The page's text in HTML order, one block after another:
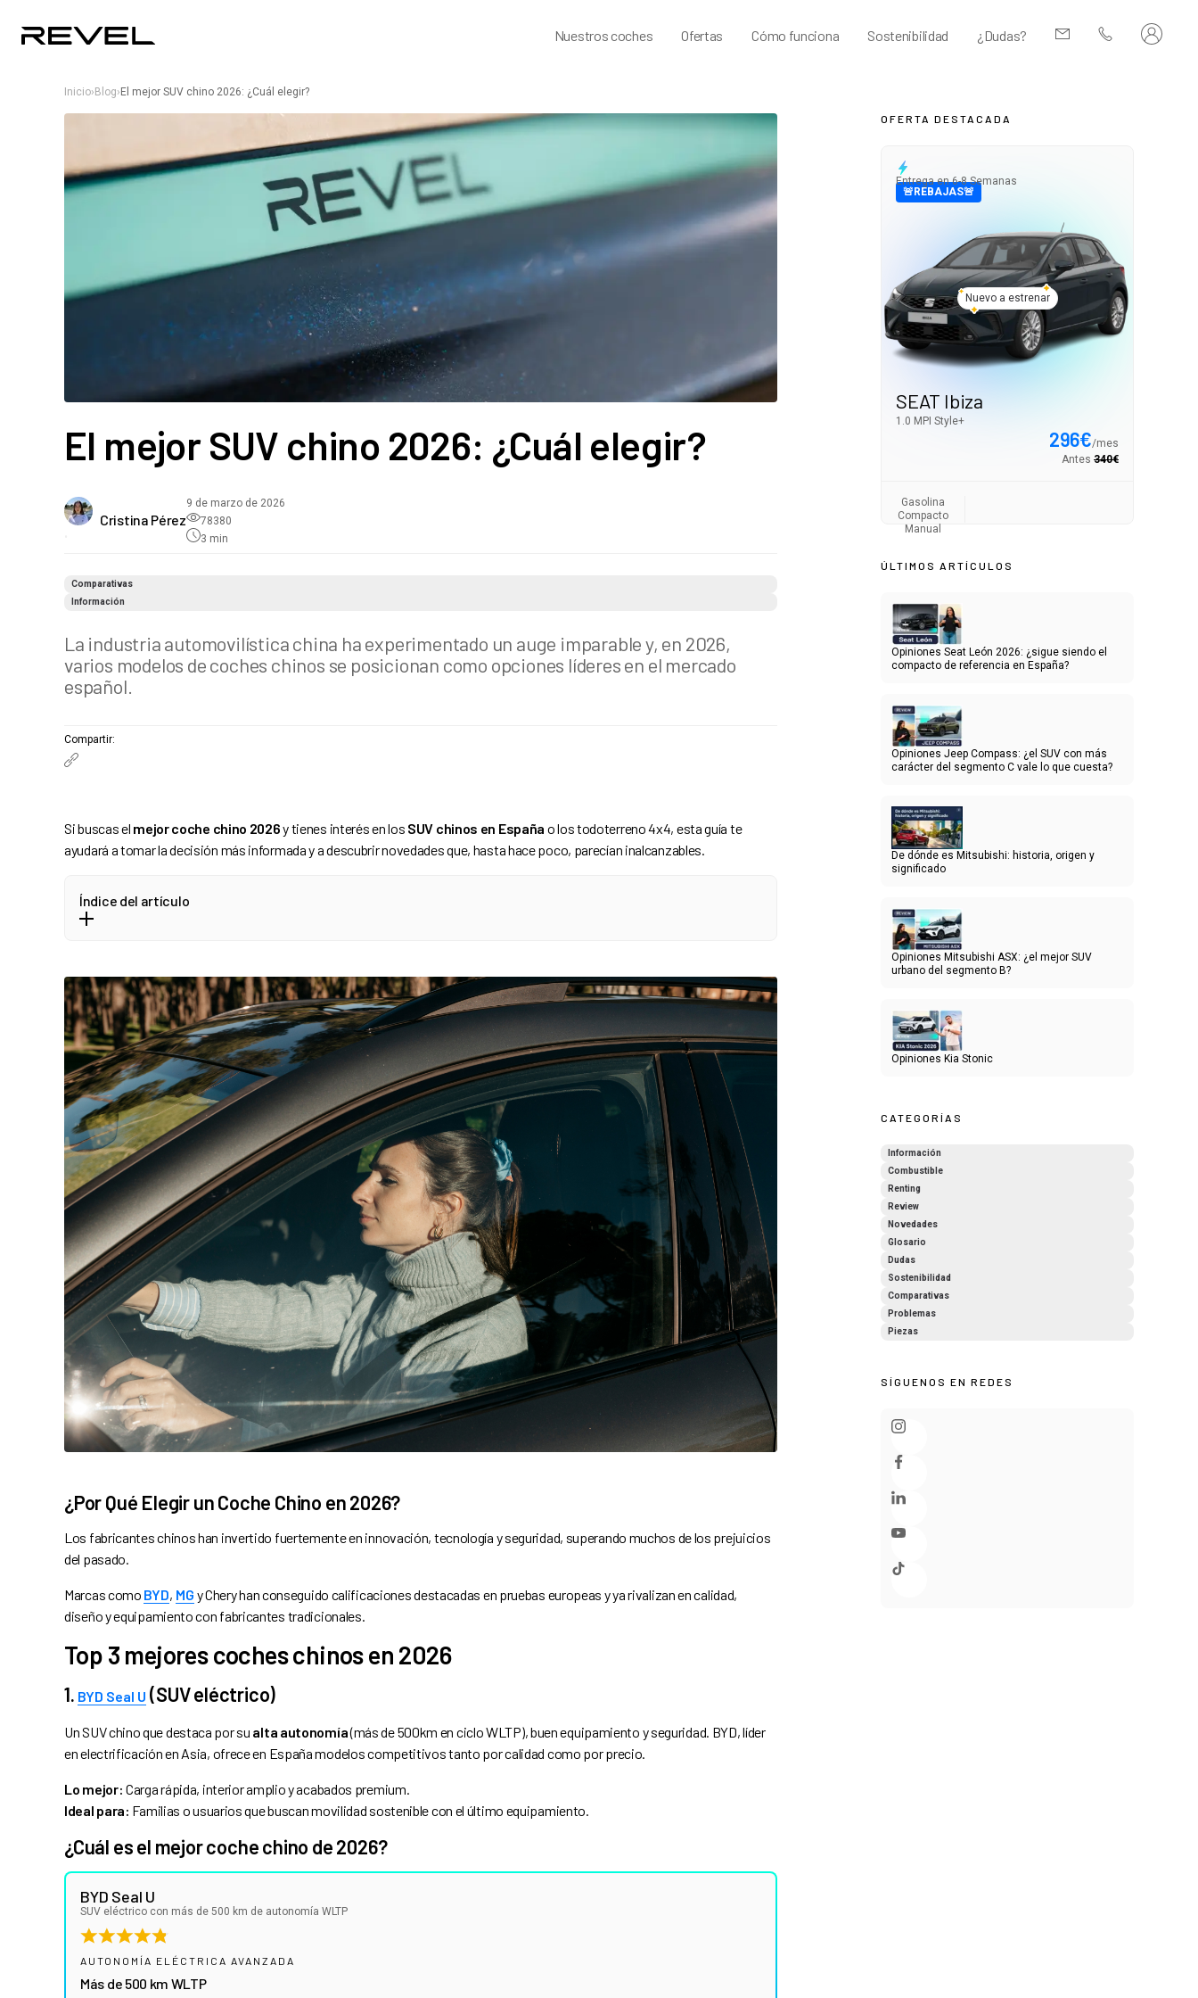
Nuestros coches Ofertas Cómo funciona Sostenibilidad ¿Dudas?
Inicio› Blog› El mejor SUV chino 2026: ¿Cuál elegir?
El mejor SUV chino 2026: ¿Cuál elegir?
Cristina Pérez
9 de marzo de 2026
78380
3 min
Comparativas
Información
La industria automovilística china ha experimentado un auge imparable y, en 2026,
varios modelos de coches chinos se posicionan como opciones líderes en el mercado
español.
Compartir:
Si buscas el mejor coche chino 2026y tienes interés en los SUV chinos en España o los todoterreno 4x4, esta guía te
ayudará a tomar la decisión más informada y a descubrir novedades que, hasta hace poco, parecían inalcanzables.
Índice del artículo
Top 3 mejores coches chinos en 2026
1. BYD Seal U (SUV eléctrico)
2. MG Marvel R Electric
3. Chery Tiggo 8 Pro (híbrido y gasolina)
¿Es Hora de Confiar?
Opinión de Cristina Pérez, especialista en motor de REVEL
¿Por Qué Elegir un Coche Chino en 2026?
Los fabricantes chinos han invertido fuertemente en innovación, tecnología y seguridad, superando muchos de los prejuicios
del pasado.
Marcas como BYD, MG y Chery han conseguido calificaciones destacadas en pruebas europeas y ya rivalizan en calidad,
diseño y equipamiento con fabricantes tradicionales.
Top 3 mejores coches chinos en 2026
1. BYD Seal U (SUV eléctrico)
Un SUV chino que destaca por su alta autonomía(más de 500km en ciclo WLTP), buen equipamiento y seguridad. BYD, líder
en electrificación en Asia, ofrece en España modelos competitivos tanto por calidad como por precio.
Lo mejor: Carga rápida, interior amplio y acabados premium.
Ideal para: Familias o usuarios que buscan movilidad sostenible con el último equipamiento.
¿Cuál es el mejor coche chino de 2026?
BYD Seal U
SUV eléctrico con más de 500 km de autonomía WLTP
AUTONOMÍA ELÉCTRICA AVANZADA
Más de 500 km WLTP
OFERTA DESTACADA
Entrega en 6-8 Semanas
🚨REBAJAS🚨
Nuevo a estrenar
SEAT Ibiza
1.0 MPI Style+
296€/mes
Antes 340€
Gasolina
Compacto
Manual
ÚLTIMOS ARTÍCULOS
Opiniones Seat León 2026: ¿sigue siendo el
compacto de referencia en España?
Opiniones Jeep Compass: ¿el SUV con más
carácter del segmento C vale lo que cuesta?
De dónde es Mitsubishi: historia, origen y
significado
Opiniones Mitsubishi ASX: ¿el mejor SUV
urbano del segmento B?
Opiniones Kia Stonic
CATEGORÍAS
Información
Combustible
Renting
Review
Novedades
Glosario
Dudas
Sostenibilidad
Comparativas
Problemas
Piezas
SÍGUENOS EN REDES